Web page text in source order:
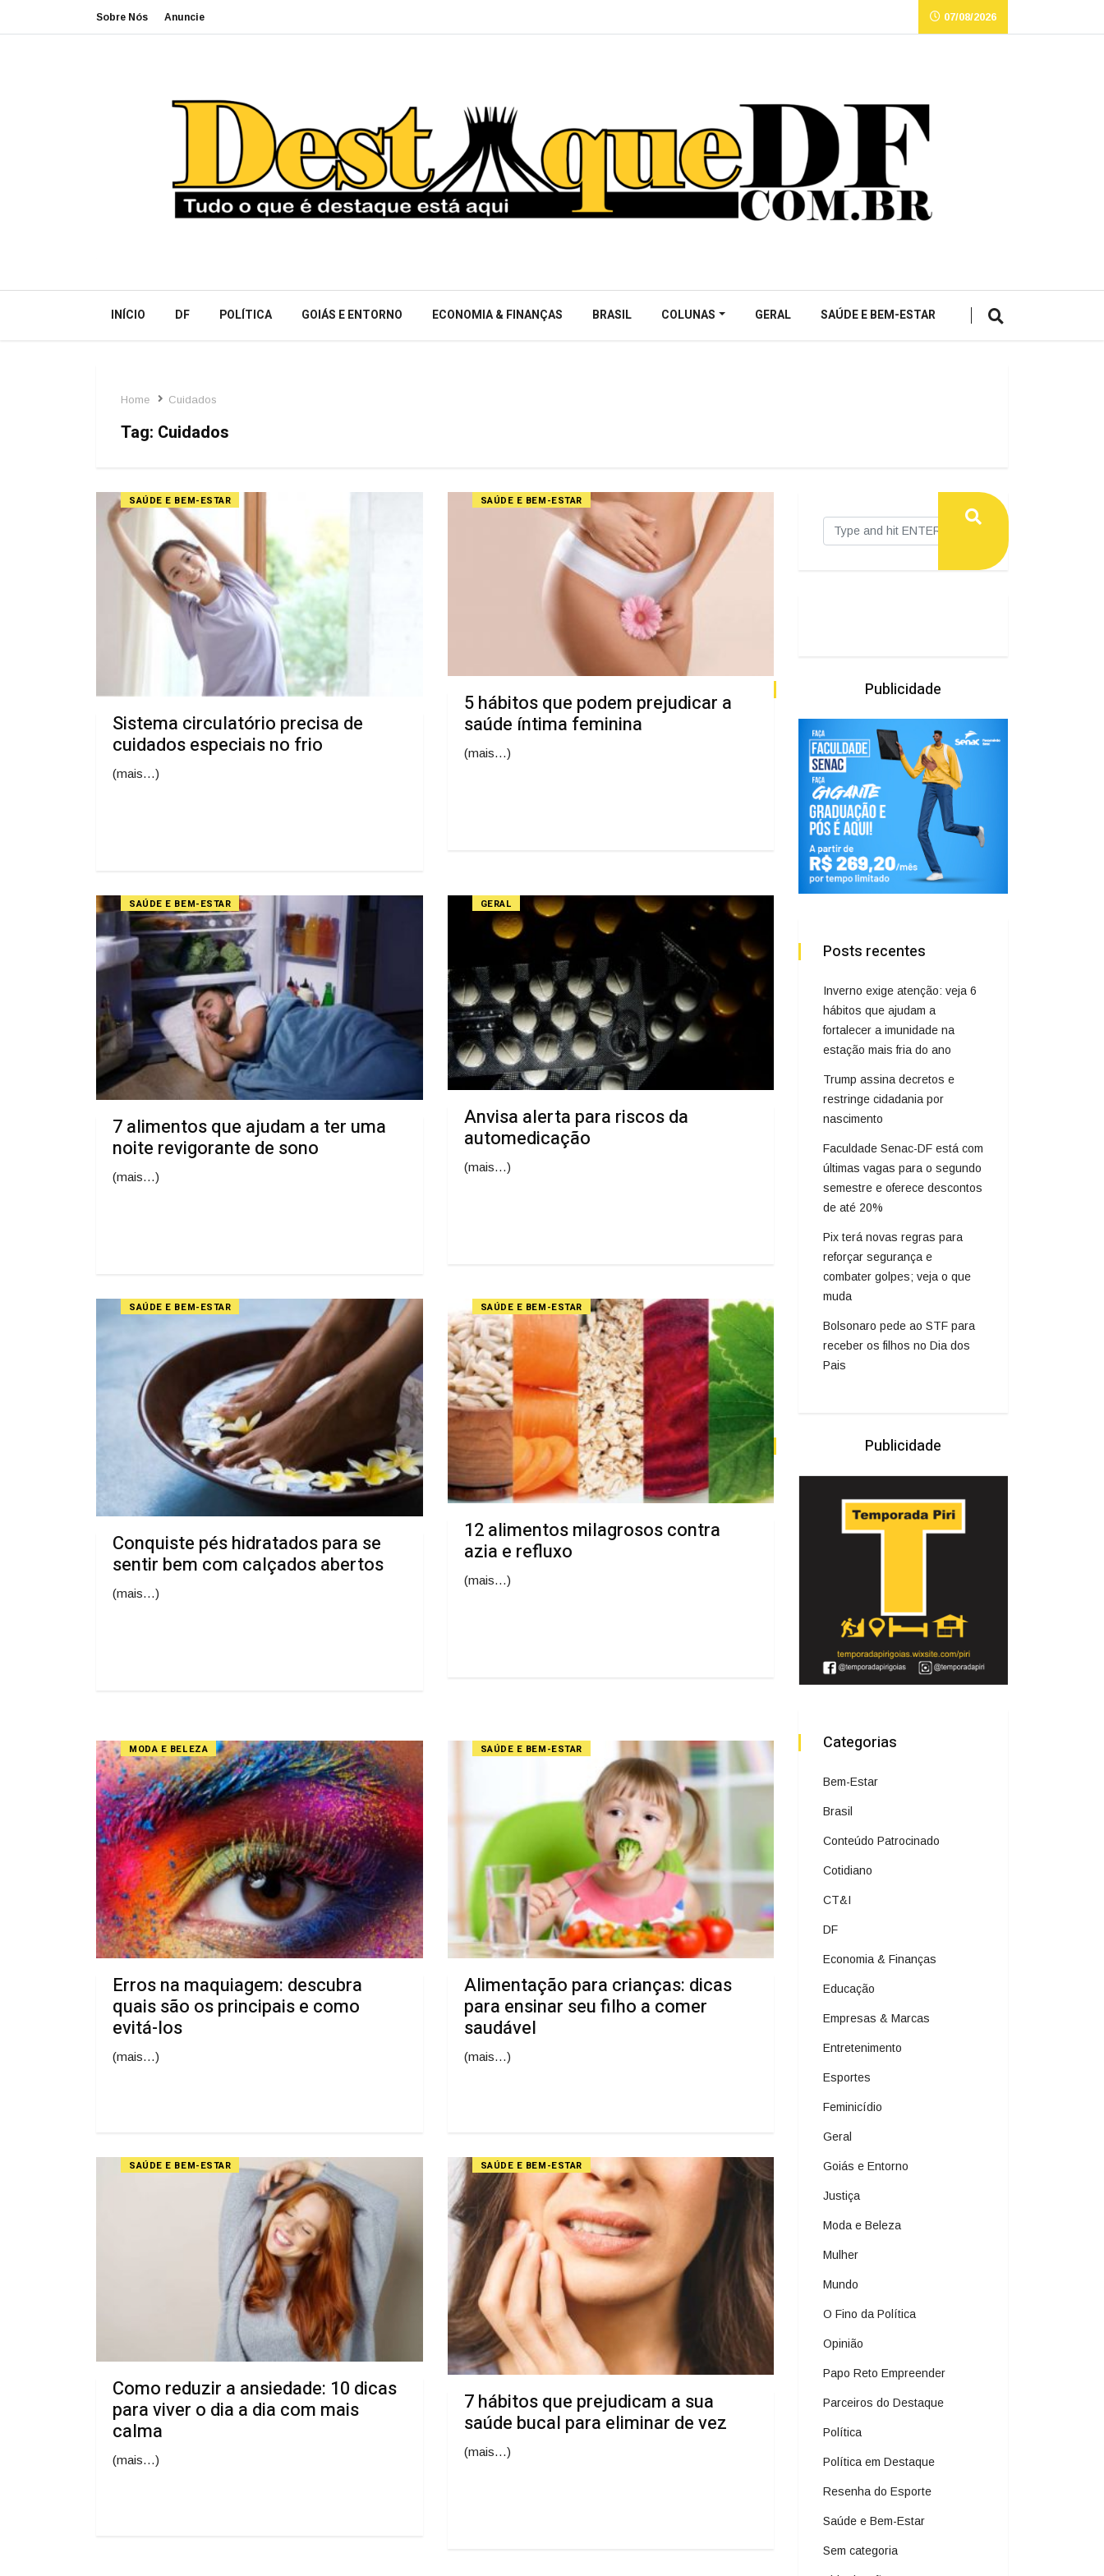
Sobre Nós Anuncie 07/08/2026
INÍCIO DF POLÍTICA GOIÁS E ENTORNO ECONOMIA & FINANÇAS BRASIL COLUNAS GERAL SAÚDE E BEM-ESTAR
Home Cuidados
Tag: Cuidados
SAÚDE E BEM-ESTAR
Sistema circulatório precisa de
cuidados especiais no frio
(mais…)
SAÚDE E BEM-ESTAR
5 hábitos que podem prejudicar a
saúde íntima feminina
(mais…)
SAÚDE E BEM-ESTAR
7 alimentos que ajudam a ter uma
noite revigorante de sono
(mais…)
GERAL
Anvisa alerta para riscos da
automedicação
(mais…)
SAÚDE E BEM-ESTAR
Conquiste pés hidratados para se
sentir bem com calçados abertos
(mais…)
SAÚDE E BEM-ESTAR
12 alimentos milagrosos contra
azia e refluxo
(mais…)
MODA E BELEZA
Erros na maquiagem: descubra
quais são os principais e como
evitá-los
(mais…)
SAÚDE E BEM-ESTAR
Alimentação para crianças: dicas
para ensinar seu filho a comer
saudável
(mais…)
SAÚDE E BEM-ESTAR
Como reduzir a ansiedade: 10 dicas
para viver o dia a dia com mais
calma
(mais…)
SAÚDE E BEM-ESTAR
7 hábitos que prejudicam a sua
saúde bucal para eliminar de vez
(mais…)
Publicidade
Posts recentes
Inverno exige atenção: veja 6
hábitos que ajudam a
fortalecer a imunidade na
estação mais fria do ano
Trump assina decretos e
restringe cidadania por
nascimento
Faculdade Senac-DF está com
últimas vagas para o segundo
semestre e oferece descontos
de até 20%
Pix terá novas regras para
reforçar segurança e
combater golpes; veja o que
muda
Bolsonaro pede ao STF para
receber os filhos no Dia dos
Pais
Publicidade
Categorias
Bem-Estar
Brasil
Conteúdo Patrocinado
Cotidiano
CT&I
DF
Economia & Finanças
Educação
Empresas & Marcas
Entretenimento
Esportes
Feminicídio
Geral
Goiás e Entorno
Justiça
Moda e Beleza
Mulher
Mundo
O Fino da Política
Opinião
Papo Reto Empreender
Parceiros do Destaque
Política
Política em Destaque
Resenha do Esporte
Saúde e Bem-Estar
Sem categoria